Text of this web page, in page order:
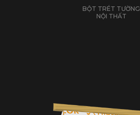
BỘT TRÉT TƯỜNG
NỘI THẤT